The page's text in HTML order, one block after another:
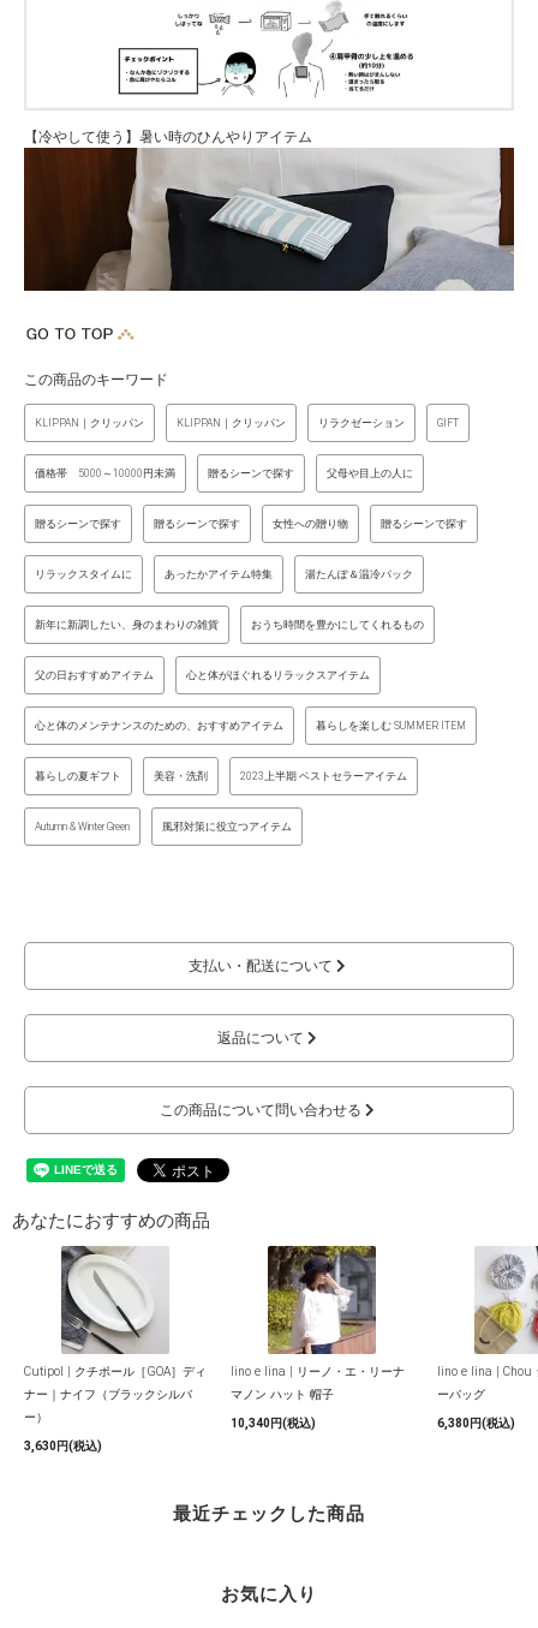
【冷やして使う】暑い時のひんやりアイテム
この商品のキーワード
KLIPPAN｜クリッパン KLIPPAN｜クリッパン リラクゼーション GIFT
価格帯 5000～10000円未満 贈るシーンで探す 父母や目上の人に
贈るシーンで探す 贈るシーンで探す 女性への贈り物 贈るシーンで探す
リラックスタイムに あったかアイテム特集 湯たんぽ＆温冷パック
新年に新調したい、身のまわりの雑貨 おうち時間を豊かにしてくれるもの
父の日おすすめアイテム 心と体がほぐれるリラックスアイテム
心と体のメンテナンスのための、おすすめアイテム 暮らしを楽しむ SUMMER ITEM
暮らしの夏ギフト 美容・洗剤 2023上半期 ベストセラーアイテム
Autumn & Winter Green 風邪対策に役立つアイテム
支払い・配送について
返品について
この商品について問い合わせる
あなたにおすすめの商品
Cutipol | クチポール［GOA］ディ
ナー｜ナイフ（ブラックシルバ
ー）
3,630円(税込)
lino e lina | リーノ・エ・リーナ
マノン ハット 帽子
10,340円(税込)
lino e lina | Chou
ーバッグ
6,380円(税込)
最近チェックした商品
お気に入り